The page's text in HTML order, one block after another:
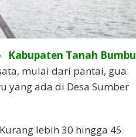
Kabupaten Tanah Bumbu
mulai dari pantai, gua
yang ada di Desa Sumber
lebih 30 hingga 45